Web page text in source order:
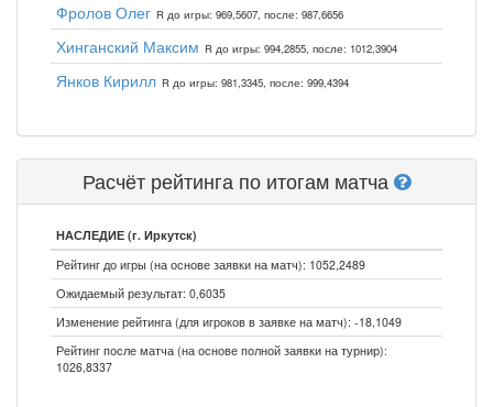
Фролов Олег R до игры: 969,5607, после: 987,6656
Хинганский Максим R до игры: 994,2855, после: 1012,3904
Янков Кирилл R до игры: 981,3345, после: 999,4394
Расчёт рейтинга по итогам матча
НАСЛЕДИЕ (г. Иркутск)
Рейтинг до игры (на основе заявки на матч): 1052,2489
Ожидаемый результат: 0,6035
Изменение рейтинга (для игроков в заявке на матч): -18,1049
Рейтинг после матча (на основе полной заявки на турнир):
1026,8337